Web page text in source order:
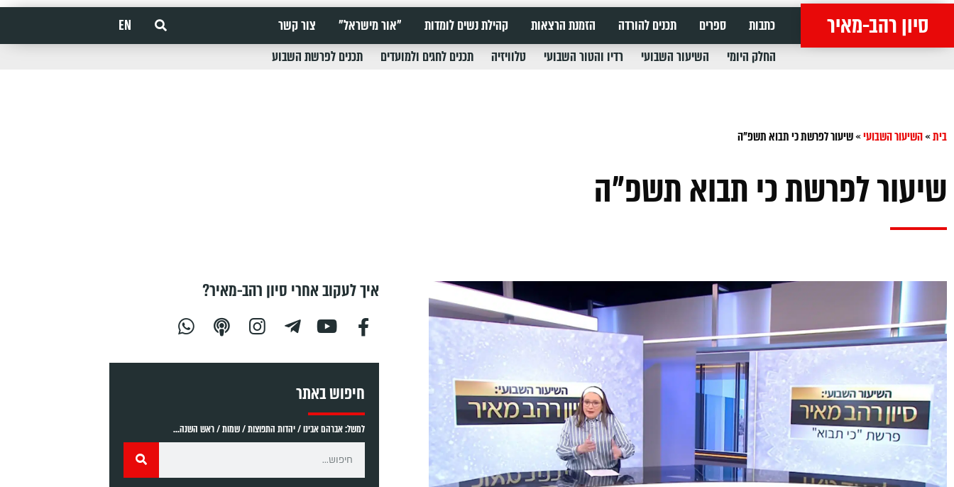
סיון רהב-מאיר כתבות ספרים תכנים להורדה הזמנת הרצאות קהילת נשים לומדות "אור מישראל" צור קשר
EN
החלק היומי
השיעור השבועי רדיו והטור השבועי טלוויזיה תכנים לחגים ולמועדים תכנים לפרשת השבוע
בית»השיעור השבועי»שיעור לפרשת כי תבוא תשפ"ה
שיעור לפרשת כי תבוא תשפ"ה
איך לעקוב אחרי סיון רהב-מאיר?
חיפוש באתר
למשל: אברהם אבינו / יהדות התפוצות / שמות / ראש השנה...